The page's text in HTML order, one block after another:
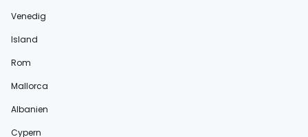
Venedig
Island
Rom
Mallorca
Albanien
Cypern